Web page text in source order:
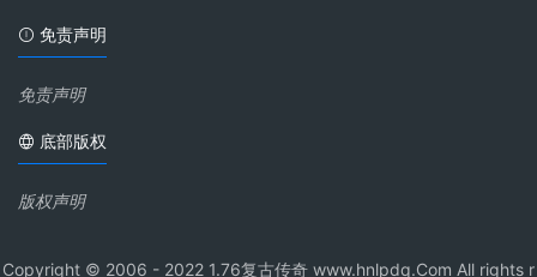
免责声明
免责声明
底部版权
版权声明
Copyright © 2006 - 2022 1.76复古传奇 www.hnlpdq.Com All rights r